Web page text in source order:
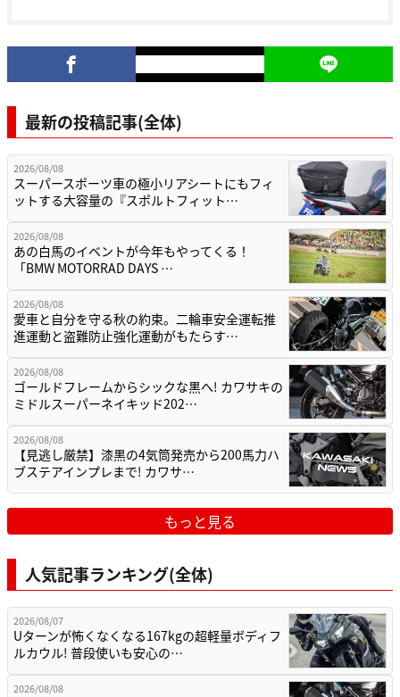
最新の投稿記事(全体)
2026/08/08
スーパースポーツ車の極小リアシートにもフィ
ットする大容量の『スポルトフィット…
2026/08/08
あの白馬のイベントが今年もやってくる！
「BMW MOTORRAD DAYS …
2026/08/08
愛車と自分を守る秋の約束。二輪車安全運転推
進運動と盗難防止強化運動がもたらす…
2026/08/08
ゴールドフレームからシックな黒へ! カワサキの
ミドルスーパーネイキッド202…
2026/08/08
【見逃し厳禁】漆黒の4気筒発売から200馬力ハ
ブステアインプレまで! カワサ…
もっと見る
人気記事ランキング(全体)
2026/08/07
Uターンが怖くなくなる167kgの超軽量ボディフ
ルカウル! 普段使いも安心の…
2026/08/08